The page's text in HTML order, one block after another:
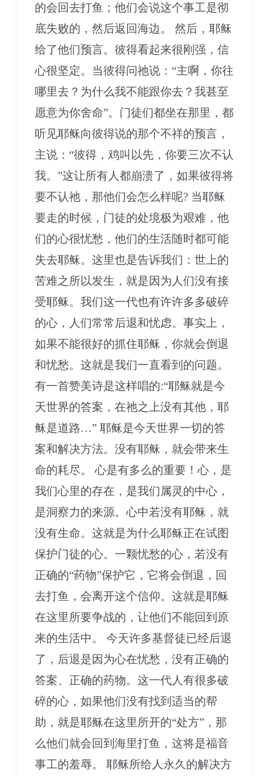
的会回去打鱼；他们会说这个事工是彻
底失败的，然后返回海边。 然后，耶稣
给了他们预言。彼得看起来很刚强，信
心很坚定。当彼得问祂说：“主啊，你往
哪里去？为什么我不能跟你去？我甚至
愿意为你舍命”。门徒们都坐在那里，都
听见耶稣向彼得说的那个不祥的预言，
主说：“彼得，鸡叫以先，你要三次不认
我。”这让所有人都崩溃了，如果彼得将
要不认祂，那他们会怎么样呢? 当耶稣
要走的时候，门徒的处境极为艰难，他
们的心很忧愁，他们的生活随时都可能
失去耶稣。这里也是告诉我们：世上的
苦难之所以发生，就是因为人们没有接
受耶稣。我们这一代也有许许多多破碎
的心，人们常常后退和忧虑。事实上，
如果不能很好的抓住耶稣，你就会倒退
和忧愁。这就是我们一直看到的问题。
有一首赞美诗是这样唱的:“耶稣就是今
天世界的答案，在祂之上没有其他，耶
稣是道路…” 耶稣是今天世界一切的答
案和解决方法。没有耶稣，就会带来生
命的耗尽。 心是有多么的重要！心，是
我们心里的存在，是我们属灵的中心，
是洞察力的来源。心中若没有耶稣，就
没有生命。这就是为什么耶稣正在试图
保护门徒的心。一颗忧愁的心，若没有
正确的“药物”保护它，它将会倒退，回
去打鱼，会离开这个信仰。这就是耶稣
在这里所要争战的，让他们不能回到原
来的生活中。 今天许多基督徒已经后退
了，后退是因为心在忧愁，没有正确的
答案、正确的药物。这一代人有很多破
碎的心，如果他们没有找到适当的帮
助，就是耶稣在这里所开的“处方”，那
么他们就会回到海里打鱼，这将是福音
事工的羞辱。 耶稣所给人永久的解决方